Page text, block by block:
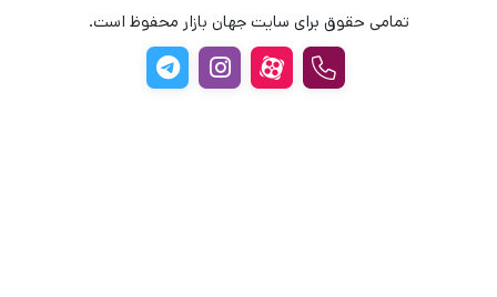
تمامی حقوق برای سایت جهان بازار محفوظ است.